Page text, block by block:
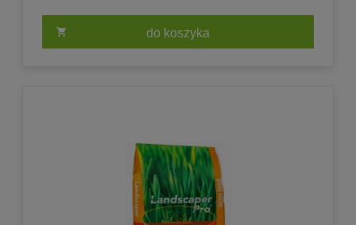
do koszyka